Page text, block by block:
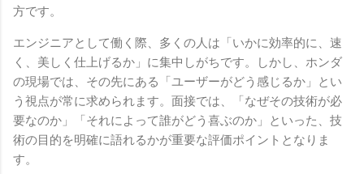
方です。
エンジニアとして働く際、多くの人は「いかに効率的に、速
く、美しく仕上げるか」に集中しがちです。しかし、ホンダ
の現場では、その先にある「ユーザーがどう感じるか」とい
う視点が常に求められます。面接では、「なぜその技術が必
要なのか」「それによって誰がどう喜ぶのか」といった、技
術の目的を明確に語れるかが重要な評価ポイントとなりま
す。